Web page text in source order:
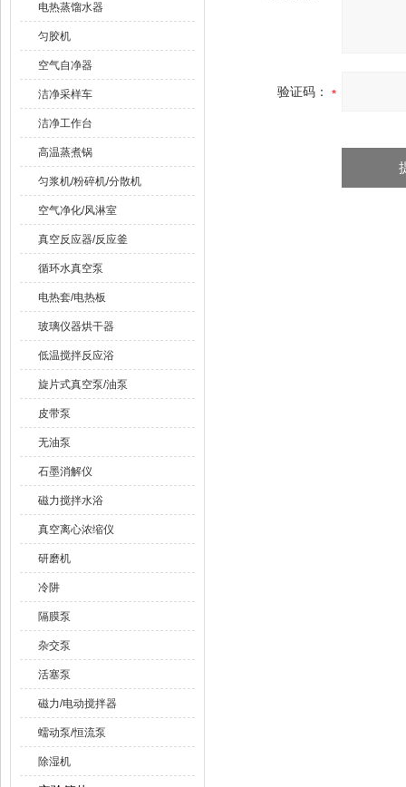
电热蒸馏水器
匀胶机
空气自净器
洁净采样车
洁净工作台
高温蒸煮锅
匀浆机/粉碎机/分散机
空气净化/风淋室
真空反应器/反应釜
循环水真空泵
电热套/电热板
玻璃仪器烘干器
低温搅拌反应浴
旋片式真空泵/油泵
皮带泵
无油泵
石墨消解仪
磁力搅拌水浴
真空离心浓缩仪
研磨机
冷阱
隔膜泵
杂交泵
活塞泵
磁力/电动搅拌器
蠕动泵/恒流泵
除湿机
验证码：